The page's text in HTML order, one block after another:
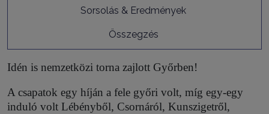
Sorsolás & Eredmények
Összegzés
Idén is nemzetközi torna zajlott Győrben!
A csapatok egy híján a fele győri volt, míg egy-egy
induló volt Lébényből, Csornáról, Kunszigetről,